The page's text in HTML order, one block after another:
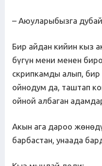
– Аюуларыбызга
Бир айдан кийин кыз
бүгүн мени менен
скрипкамды алып,
ойнодум да, таштап
ойной албаган
Акын ага дароо
барбастан, унаада